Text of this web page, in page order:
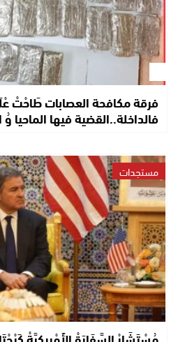
فالداخلة..القضية فيها الماحيا
مستجدات